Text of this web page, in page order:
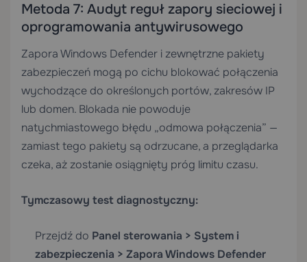
Metoda 7: Audyt reguł zapory sieciowej i
oprogramowania antywirusowego
Zapora Windows Defender i zewnętrzne pakiety
zabezpieczeń mogą po cichu blokować połączenia
wychodzące do określonych portów, zakresów IP
lub domen. Blokada nie powoduje
natychmiastowego błędu „odmowa połączenia” —
zamiast tego pakiety są odrzucane, a przeglądarka
czeka, aż zostanie osiągnięty próg limitu czasu.
Tymczasowy test diagnostyczny:
Przejdź do Panel sterowania > System i
zabezpieczenia > Zapora Windows Defender